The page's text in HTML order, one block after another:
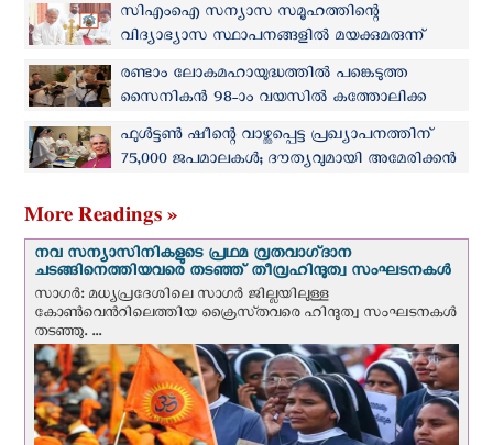
സി‌എം‌ഐ സന്യാസ സമൂഹത്തിന്റെ
വിദ്യാഭ്യാസ സ്ഥാപനങ്ങളില്‍ മയക്കുമരുന്ന്
വിരുദ്ധ പ്രവർത്തനങ്ങൾ വ്യാപിപ്പിക്കും
രണ്ടാം ലോകമഹായുദ്ധത്തില്‍ പങ്കെടുത്ത
സൈനികൻ 98-ാം വയസിൽ കത്തോലിക്ക
വിശ്വാസം സ്വീകരിച്ചു
ഫുൾട്ടൺ ഷീന്റെ വാഴ്ത്തപ്പെട്ട പ്രഖ്യാപനത്തിന്
75,000 ജപമാലകൾ; ദൗത്യവുമായി അമേരിക്കന്‍
More Readings »
നവ സന്യാസിനികളുടെ പ്രഥമ വ്രതവാഗ്‌ദാന
ചടങ്ങിനെത്തിയവരെ തടഞ്ഞ് തീവ്രഹിന്ദുത്വ സംഘടനകള്‍
സാഗർ: മധ്യപ്രദേശിലെ സാഗർ ജില്ലയിലുള്ള
കോൺവെന്‍റിലെത്തിയ ക്രൈസ്‌തവരെ ഹിന്ദുത്വ സംഘടനകൾ
തടഞ്ഞു. ...